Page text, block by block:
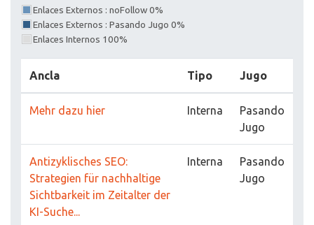
Enlaces Externos : noFollow 0%
Enlaces Externos : Pasando Jugo 0%
Enlaces Internos 100%
Ancla Tipo Jugo
Mehr dazu hier Interna
Pasando
Jugo
Antizyklisches SEO:
Strategien für nachhaltige
Sichtbarkeit im Zeitalter der
KI-Suche...
Interna
Pasando
Jugo